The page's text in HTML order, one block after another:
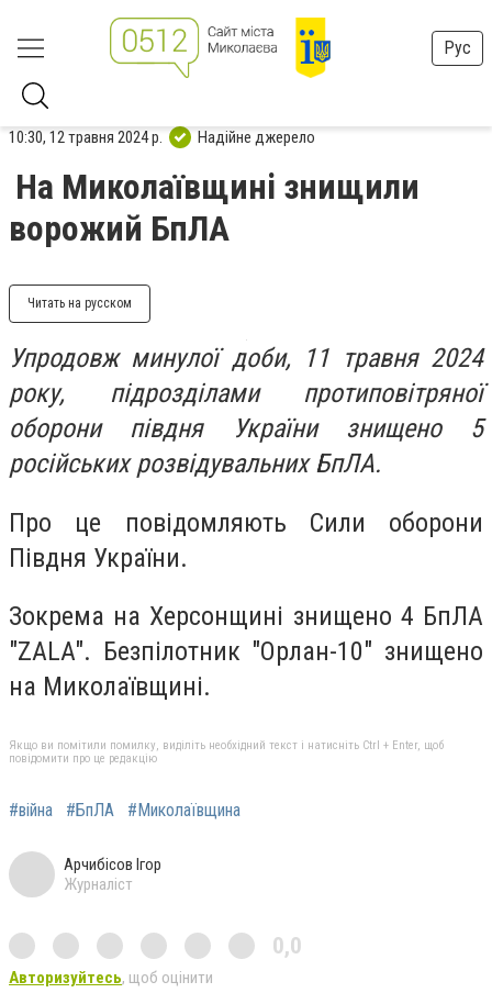
Рус
10:30, 12 травня 2024 р. Надійне джерело
На Миколаївщині знищили
ворожий БпЛА
Читать на русском
Упродовж минулої доби, 11 травня 2024
року, підрозділами протиповітряної
оборони півдня України знищено 5
російських розвідувальних БпЛА.
Про це повідомляють Сили оборони
Півдня України.
Зокрема на Херсонщині знищено 4 БпЛА
"ZALA". Безпілотник "Орлан-10" знищено
на Миколаївщині.
Якщо ви помітили помилку, виділіть необхідний текст і натисніть Ctrl + Enter, щоб
повідомити про це редакцію
#війна #БпЛА #Миколаївщина
Арчибісов Ігор
Журналіст
0,0
Авторизуйтесь, щоб оцінити